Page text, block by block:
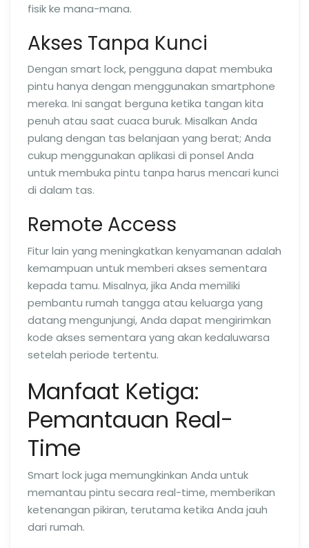
fisik ke mana-mana.
Akses Tanpa Kunci
Dengan smart lock, pengguna dapat membuka
pintu hanya dengan menggunakan smartphone
mereka. Ini sangat berguna ketika tangan kita
penuh atau saat cuaca buruk. Misalkan Anda
pulang dengan tas belanjaan yang berat; Anda
cukup menggunakan aplikasi di ponsel Anda
untuk membuka pintu tanpa harus mencari kunci
di dalam tas.
Remote Access
Fitur lain yang meningkatkan kenyamanan adalah
kemampuan untuk memberi akses sementara
kepada tamu. Misalnya, jika Anda memiliki
pembantu rumah tangga atau keluarga yang
datang mengunjungi, Anda dapat mengirimkan
kode akses sementara yang akan kedaluwarsa
setelah periode tertentu.
Manfaat Ketiga:
Pemantauan Real-
Time
Smart lock juga memungkinkan Anda untuk
memantau pintu secara real-time, memberikan
ketenangan pikiran, terutama ketika Anda jauh
dari rumah.